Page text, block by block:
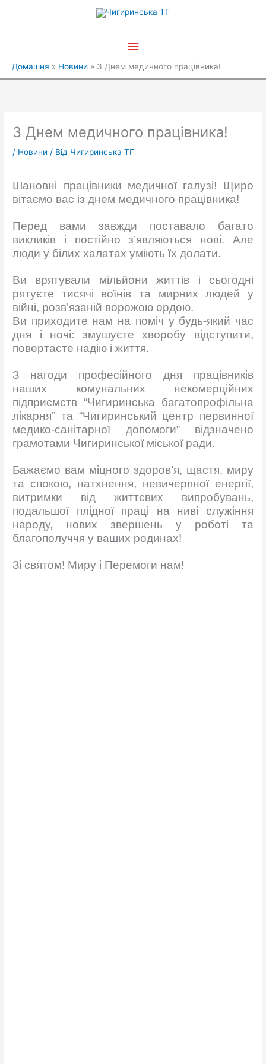
Головне
Домашня Новини З Днем медичного працівника!
З Днем медичного працівника!
/ Новини / Від Чигиринська ТГ
Шановні працівники медичної галузі! Щиро
вітаємо вас із днем медичного працівника!
Перед вами завжди поставало багато
викликів і постійно з’являються нові. Але
люди у білих халатах уміють їх долати.
Ви врятували мільйони життів і сьогодні
рятуєте тисячі воїнів та мирних людей у
війні, розв’язаній ворожою ордою.
Ви приходите нам на поміч у будь-який час
дня і ночі: змушуєте хворобу відступити,
повертаєте надію і життя.
З нагоди професійного дня працівників
наших комунальних некомерційних
підприємств “Чигиринська багатопрофільна
лікарня” та “Чигиринський центр первинної
медико-санітарної допомоги” відзначено
грамотами Чигиринської міської ради.
Бажаємо вам міцного здоров’я, щастя, миру
та спокою, натхнення, невичерпної енергії,
витримки від життєвих випробувань,
подальшої плідної праці на ниві служіння
народу, нових звершень у роботі та
благополуччя у ваших родинах!
Зі святом! Миру і Перемоги нам!